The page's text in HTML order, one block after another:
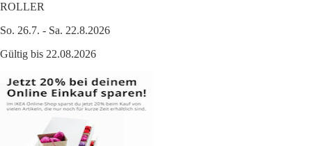
ROLLER
So. 26.7. - Sa. 22.8.2026
Gültig bis 22.08.2026